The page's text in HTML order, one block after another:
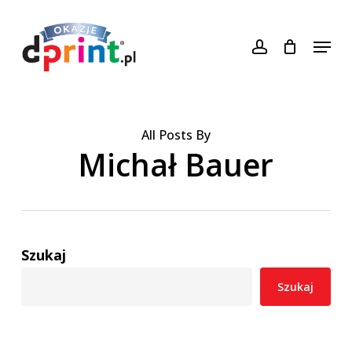
main
konto Menu
All Posts By
Michał Bauer
Szukaj
Szukaj
Close